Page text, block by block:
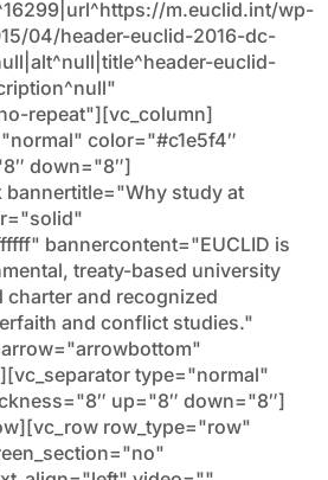
m.euclid.int/wp-
04/header-euclid-2016-dc-
euclid-
repeat"][vc_column]
color="#c1e5f4″
down="8″]
bannertitle="Why study at
bannercontent="EUCLID is
treaty-based university
charter and recognized
and conflict studies."
type="normal"
up="8″ down="8″]
row_type="row"